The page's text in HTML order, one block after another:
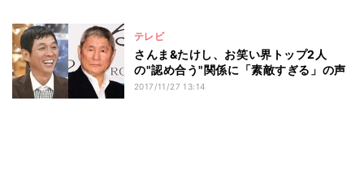
テレビ
さんま&たけし、お笑い界トップ2人
の"認め合う"関係に「素敵すぎる」の声
2017/11/27 13:14